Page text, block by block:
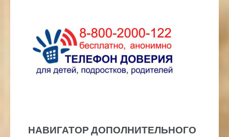
НАВИГАТОР ДОПОЛНИТЕЛЬНОГО